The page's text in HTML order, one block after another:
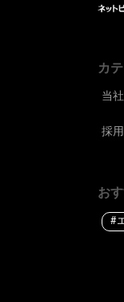
カ
当
採
お
#